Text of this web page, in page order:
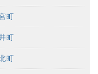
町
町
町